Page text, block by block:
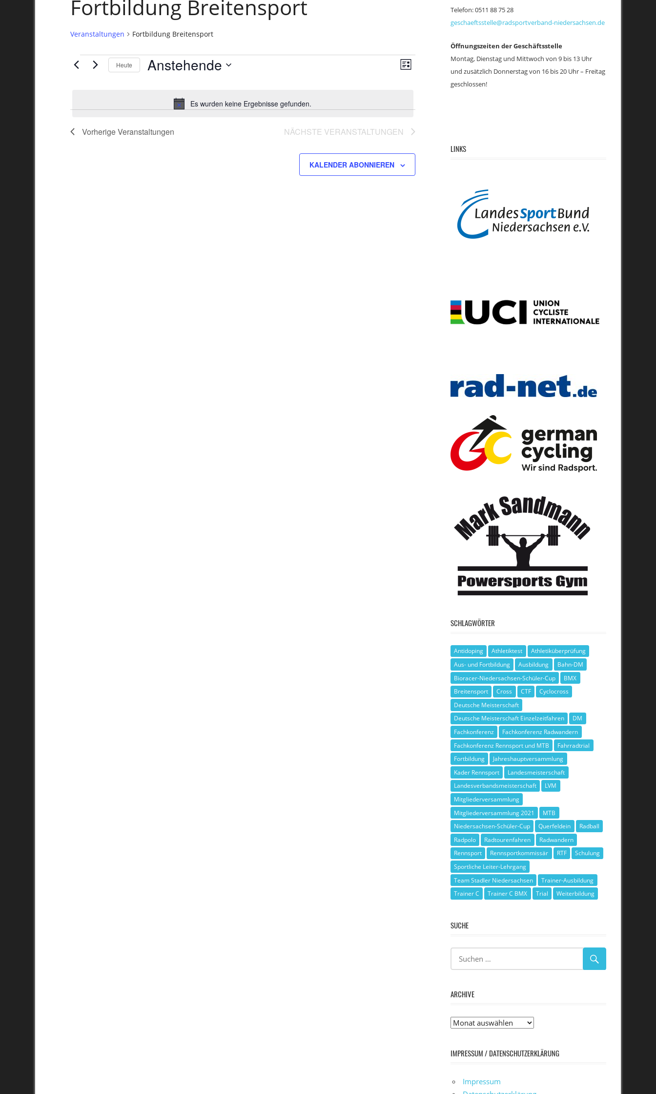
Fortbildung Breitensport
Veranstaltungen Fortbildung Breitensport
Veranstaltungen
Hinweis
Es wurden keine Ergebnisse gefunden.
Ansichten-
Navigation
Veranstaltung
Ansichten-
LISTE
Heute Anstehende
VorherigeVeranstaltungen NÄCHSTE VERANSTALTUNGEN
KALENDER ABONNIEREN
Telefon: 0511 88 75 28
geschaeftsstelle@radsportverband-niedersachsen.de
Öffnungszeiten der Geschäftsstelle
Montag, Dienstag und Mittwoch von 9 bis 13 Uhr
und zusätzlich Donnerstag von 16 bis 20 Uhr – Freitag
geschlossen!
LINKS
SCHLAGWÖRTER
Antidoping Athletiktest
Athletiküberprüfung
Aus- und Fortbildung
Ausbildung
Bahn-DM
Bioracer-Niedersachsen-Schüler-Cup
BMX
Breitensport
Cross CTF
Cyclocross
Deutsche Meisterschaft
Deutsche Meisterschaft Einzelzeitfahren
DM
Fachkonferenz
Fachkonferenz Radwandern
Fachkonferenz Rennsport und MTB
Fahrradtrial
Fortbildung
Jahreshauptversammlung
Kader Rennsport
Landesmeisterschaft
Landesverbandsmeisterschaft
LVM
Mitgliederversammlung
Mitgliederversammlung 2021
MTB
Niedersachsen-Schüler-Cup
Querfeldein
Radball
Radpolo
Radtourenfahren
Radwandern
Rennsport
Rennsportkommissär RTF
Schulung
Sportliche Leiter-Lehrgang
Team Stadler Niedersachsen
Trainer-Ausbildung
Trainer C
Trainer C BMX Trial Weiterbildung
SUCHE
ARCHIVE
Archive
IMPRESSUM / DATENSCHUTZERKLÄRUNG
Impressum